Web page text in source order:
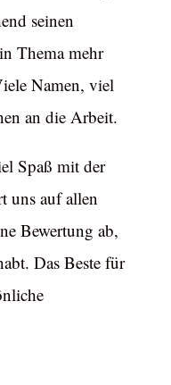
seinen
Thema mehr
Namen, viel
an die Arbeit.
Spaß mit der
uns auf allen
Bewertung ab,
Das Beste für